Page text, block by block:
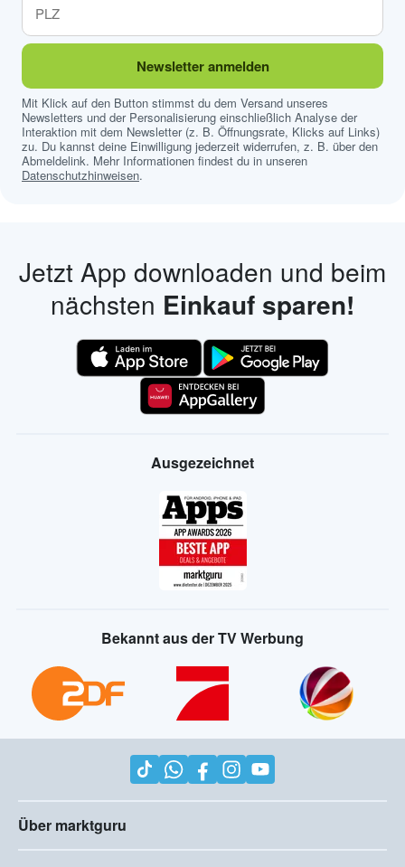
Newsletter anmelden
Mit Klick auf den Button stimmst du dem Versand unseres
Newsletters und der Personalisierung einschließlich Analyse der
Interaktion mit dem Newsletter (z. B. Öffnungsrate, Klicks auf Links)
zu. Du kannst deine Einwilligung jederzeit widerrufen, z. B. über den
Abmeldelink. Mehr Informationen findest du in unseren
Datenschutzhinweisen.
Jetzt App downloaden und beim
nächsten Einkauf sparen!
Ausgezeichnet
Bekannt aus der TV Werbung
Über marktguru